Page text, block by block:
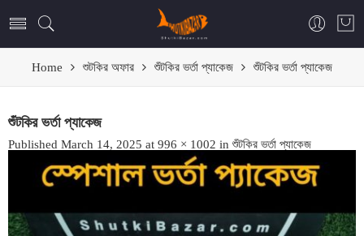
Home শুটকির অফার শুঁটকির ভর্তা প্যাকেজ শুঁটকির ভর্তা প্যাকেজ
শুঁটকির ভর্তা প্যাকেজ
Published March 14, 2025 at 996 × 1002 in শুঁটকির ভর্তা প্যাকেজ